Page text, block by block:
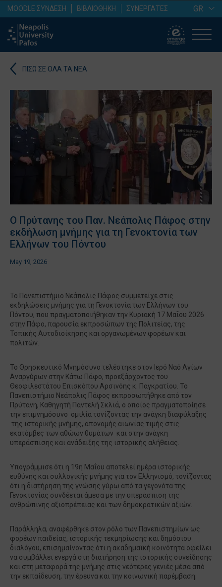
MOODLE ΣΥΝΔΕΣΗ ΒΙΒΛΙΟΘΗΚΗ ΣΥΝΕΡΓΑΤΕΣ GR
ΠΙΣΩ ΣΕ ΟΛΑ ΤΑ ΝΕΑ
Ο Πρύτανης του Παν. Νεάπολις Πάφος στην
εκδήλωση μνήμης για τη Γενοκτονία των
Ελλήνων του Πόντου
May 19, 2026
Το Πανεπιστήμιο Νεάπολις Πάφος συμμετείχε στις
εκδηλώσεις μνήμης για τη Γενοκτονία των Ελλήνων του
Πόντου, που πραγματοποιήθηκαν την Κυριακή 17 Μαΐου 2026
στην Πάφο, παρουσία εκπροσώπων της Πολιτείας, της
Τοπικής Αυτοδιοίκησης και οργανωμένων φορέων και
πολιτών.
Το Θρησκευτικό Μνημόσυνο τελέστηκε στον Ιερό Ναό Αγίων
Αναργύρων στην Κάτω Πάφο, προεξάρχοντος του
Θεοφιλεστάτου Επισκόπου Αρσινόης κ. Παγκρατίου. Το
Πανεπιστήμιο Νεάπολις Πάφος εκπροσωπήθηκε από τον
Πρύτανη, Καθηγητή Παντελή Σκλιά, ο οποίος πραγματοποίησε
την επιμνημόσυνο ομιλία τονίζοντας την ανάγκη διαφύλαξης
της ιστορικής μνήμης, απονομής αιωνίας τιμής στις
εκατόμβες των αθώων θυμάτων και στην ανάγκη
υπεράσπισης και ανάδειξης της ιστορικής αλήθειας.
Υπογράμμισε ότι η 19η Μαΐου αποτελεί ημέρα ιστορικής
ευθύνης και συλλογικής μνήμης για τον Ελληνισμό, τονίζοντας
ότι η διατήρηση της γνώσης γύρω από τα γεγονότα της
Γενοκτονίας συνδέεται άμεσα με την υπεράσπιση της
ανθρώπινης αξιοπρέπειας και των δημοκρατικών αξιών.
Παράλληλα, αναφέρθηκε στον ρόλο των Πανεπιστημίων ως
φορέων παιδείας, ιστορικής τεκμηρίωσης και δημόσιου
διαλόγου, επισημαίνοντας ότι η ακαδημαϊκή κοινότητα οφείλει
να συμβάλλει ενεργά στη διατήρηση της ιστορικής συνείδησης
και στη μεταφορά της μνήμης στις νεότερες γενιές μέσα από
την εκπαίδευση, την έρευνα και την κοινωνική παρέμβαση.